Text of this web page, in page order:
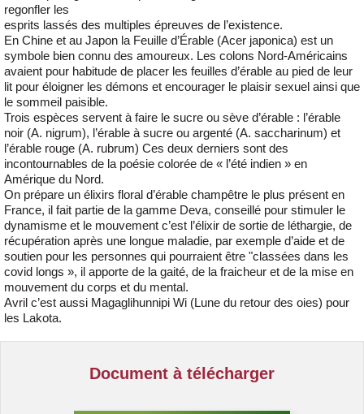
regonfler les
esprits lassés des multiples épreuves de l’existence.
En Chine et au Japon la Feuille d’Érable (Acer japonica) est un
symbole bien connu des amoureux. Les colons Nord-Américains
avaient pour habitude de placer les feuilles d’érable au pied de leur
lit pour éloigner les démons et encourager le plaisir sexuel ainsi que
le sommeil paisible.
Trois espèces servent à faire le sucre ou sève d’érable : l’érable
noir (A. nigrum), l’érable à sucre ou argenté (A. saccharinum) et
l’érable rouge (A. rubrum) Ces deux derniers sont des
incontournables de la poésie colorée de « l’été indien » en
Amérique du Nord.
On prépare un élixirs floral d’érable champêtre le plus présent en
France, il fait partie de la gamme Deva, conseillé pour stimuler le
dynamisme et le mouvement c’est l’élixir de sortie de léthargie, de
récupération après une longue maladie, par exemple d’aide et de
soutien pour les personnes qui pourraient être "classées dans les
covid longs », il apporte de la gaité, de la fraicheur et de la mise en
mouvement du corps et du mental.
Avril c’est aussi Magaglihunnipi Wi (Lune du retour des oies) pour
les Lakota.
Document à télécharger